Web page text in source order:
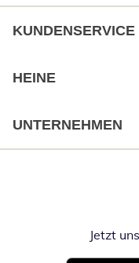
KUNDENSERVICE
HEINE
UNTERNEHMEN
Jetzt